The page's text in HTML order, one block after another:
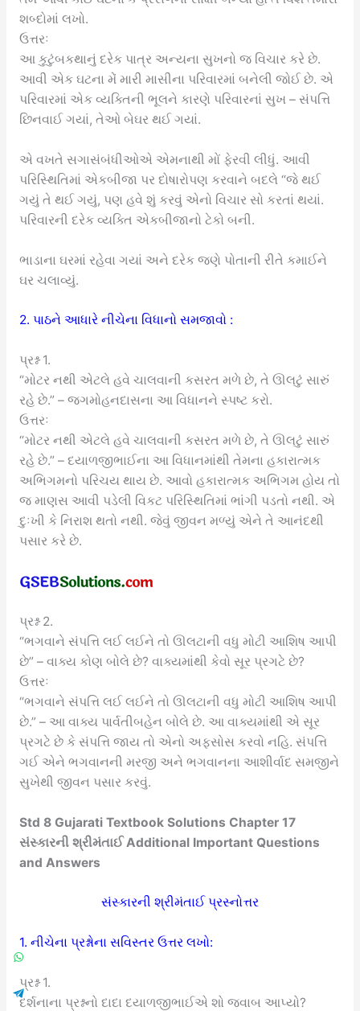
શબ્દોમાં લખો.
ઉત્તરઃ
આ કુટુંબકથાનું દરેક પાત્ર અન્યના સુખનો જ વિચાર કરે છે.
આવી એક ઘટના મેં મારી માસીના પરિવારમાં બનેલી જોઈ છે. એ
પરિવારમાં એક વ્યક્તિની ભૂલને કારણે પરિવારનાં સુખ – સંપત્તિ
છિનવાઈ ગયાં, તેઓ બેઘર થઈ ગયાં.
એ વખતે સગાસંબંધીઓએ એમનાથી મોં ફેરવી લીધું. આવી
પરિસ્થિતિમાં એકબીજા પર દોષારોપણ કરવાને બદલે “જે થઈ
ગયું તે થઈ ગયું, પણ હવે શું કરવું એનો વિચાર સો કરતાં થયાં.
પરિવારની દરેક વ્યક્તિ એકબીજાનો ટેકો બની.
ભાડાના ઘરમાં રહેવા ગયાં અને દરેક જણે પોતાની રીતે કમાઈને
ઘર ચલાવ્યું.
2. પાઠને આધારે નીચેના વિધાનો સમજાવો :
પ્રશ્ન 1.
“મોટર નથી એટલે હવે ચાલવાની કસરત મળે છે, તે ઊલટું સારું
રહે છે.” – જગમોહનદાસના આ વિધાનને સ્પષ્ટ કરો.
ઉત્તરઃ
“મોટર નથી એટલે હવે ચાલવાની કસરત મળે છે, તે ઊલટું સારું
રહે છે.” – દયાળજીભાઈના આ વિધાનમાંથી તેમના હકારાત્મક
અભિગમનો પરિચય થાય છે. આવો હકારાત્મક અભિગમ હોય તો
જ માણસ આવી પડેલી વિકટ પરિસ્થિતિમાં ભાંગી પડતો નથી. એ
દુઃખી કે નિરાશ થતો નથી. જેવું જીવન મળ્યું એને તે આનંદથી
પસાર કરે છે.
પ્રશ્ન 2.
“ભગવાને સંપત્તિ લઈ લઈને તો ઊલટાની વધુ મોટી આશિષ આપી
છે” – વાક્ય કોણ બોલે છે? વાક્યમાંથી કેવો સૂર પ્રગટે છે?
ઉત્તરઃ
“ભગવાને સંપત્તિ લઈ લઈને તો ઊલટાની વધુ મોટી આશિષ આપી
છે.” – આ વાક્ય પાર્વતીબહેન બોલે છે. આ વાક્યમાંથી એ સૂર
પ્રગટે છે કે સંપત્તિ જાય તો એનો અફસોસ કરવો નહિ. સંપત્તિ
ગઈ એને ભગવાનની મરજી અને ભગવાનના આશીર્વાદ સમજીને
સુખેથી જીવન પસાર કરવું.
Std 8 Gujarati Textbook Solutions Chapter 17
સંસ્કારની શ્રીમંતાઈ Additional Important Questions
and Answers
સંસ્કારની શ્રીમંતાઈ પ્રસ્નોત્તર
1. નીચેના પ્રશ્નોના સવિસ્તર ઉત્તર લખો:
પ્રશ્ન 1.
દર્શનાના પ્રશ્નનો દાદા દયાળજીભાઈએ શો જવાબ આપ્યો?